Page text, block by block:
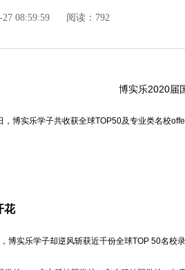
27 08:59:59 阅读：792
博实乐2020届
博实乐学子共收获全球TOP50及专业类名校
花
实乐学子却逆风斩获近千份全球TOP 50名校录